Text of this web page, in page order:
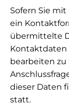
Sofern Sie
ein
übermittelte
Kontaktdaten
bearbeiten
dieser Daten
statt.